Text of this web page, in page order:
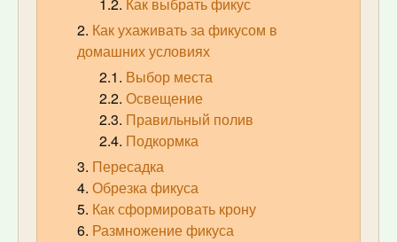
Как выбрать фикус
Как ухаживать за фикусом в
домашних условиях
Выбор места
Освещение
Правильный полив
Подкормка
Пересадка
Обрезка фикуса
Как сформировать крону
Размножение фикуса